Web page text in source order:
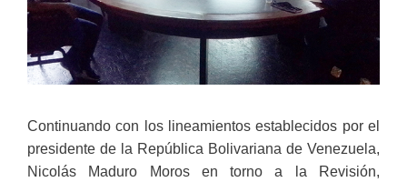
Continuando con los lineamientos establecidos por el
presidente de la República Bolivariana de Venezuela,
Nicolás Maduro Moros en torno a la Revisión,